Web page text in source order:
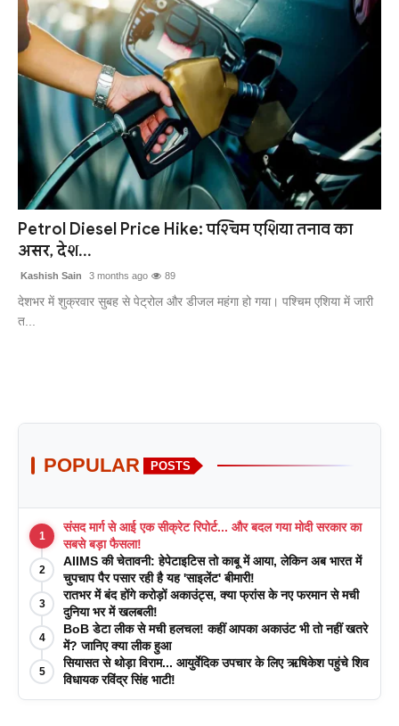
Petrol Diesel Price Hike: पश्चिम एशिया तनाव का
असर, देश...
Kashish Sain 3 months ago 89
देशभर में शुक्रवार सुबह से पेट्रोल और डीजल महंगा हो गया। पश्चिम एशिया में जारी
त...
POPULAR POSTS
1
संसद मार्ग से आई एक सीक्रेट रिपोर्ट... और बदल गया मोदी सरकार का
सबसे बड़ा फैसला!
2
AIIMS की चेतावनी: हेपेटाइटिस तो काबू में आया, लेकिन अब भारत में
चुपचाप पैर पसार रही है यह 'साइलेंट' बीमारी!
3
रातभर में बंद होंगे करोड़ों अकाउंट्स, क्या फ्रांस के नए फरमान से मची
दुनिया भर में खलबली!
4
BoB डेटा लीक से मची हलचल! कहीं आपका अकाउंट भी तो नहीं खतरे
में? जानिए क्या लीक हुआ
5
सियासत से थोड़ा विराम... आयुर्वेदिक उपचार के लिए ऋषिकेश पहुंचे शिव
विधायक रविंद्र सिंह भाटी!